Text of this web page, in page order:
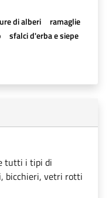
di alberi
ramaglie
sfalci d'erba e siepe
tutti i tipi di
bicchieri, vetri rotti